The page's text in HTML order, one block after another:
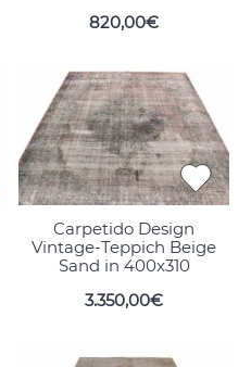
820,00€
Carpetido Design
Vintage-Teppich Beige
Sand in 400x310
3.350,00€